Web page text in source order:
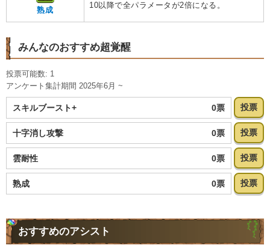
熟成
10以降で全パラメータが2倍になる。
みんなのおすすめ超覚醒
投票可能数: 1
アンケート集計期間 2025年6月 ~
スキルブースト+ 0票 投票
十字消し攻撃 0票 投票
雲耐性 0票 投票
熟成 0票 投票
おすすめのアシスト